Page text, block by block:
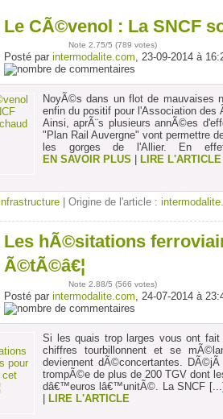
Le CÃ©venol : La SNCF
Note 2.75/5 (789 votes)
Posté par intermodalite.com, 23-09-2014 à
NoyÃ©s dans un flot de mauvaises
enfin du positif pour l'Association
Ainsi, aprÃ¨s plusieurs annÃ©es
"Plan Rail Auvergne" vont permettre
les gorges de l'Allier. En
EN SAVOIR PLUS
LIRE L'ARTICLE
Infrastructure | Origine de l'article :
Les hÃ©sitations
Ã©tÃ©â€¦
Note 2.88/5 (566 votes)
Posté par intermodalite.com, 24-07-2014 à
Si les quais trop larges vous ont
chiffres tourbillonnent et se
deviennent dÃ©concertantes.
trompÃ©e de plus de 200 TGV dont
dâ€™euros lâ€™unitÃ©. La SNCF [...]
LIRE L'ARTICLE